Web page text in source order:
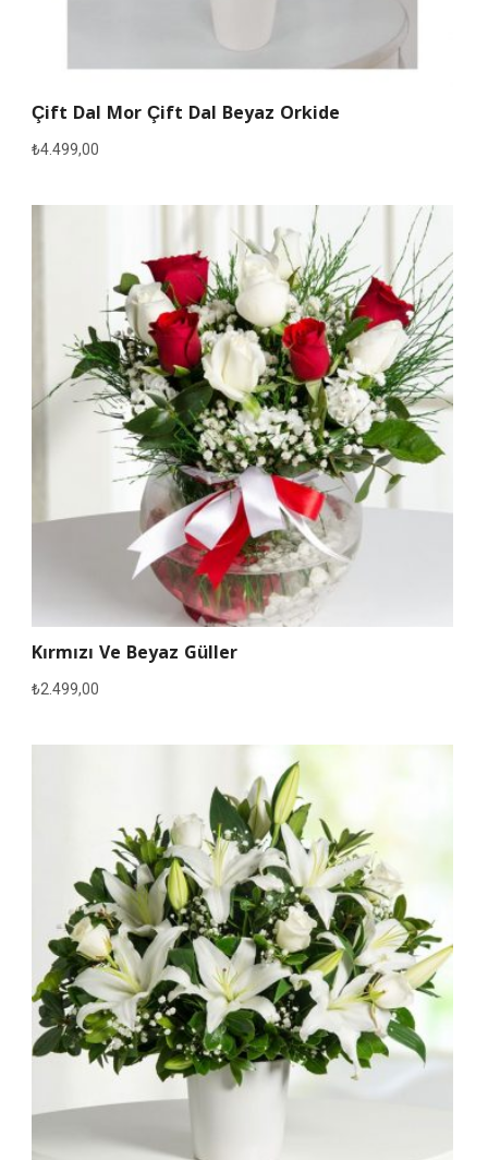
Çift Dal Mor Çift Dal Beyaz Orkide
₺4.499,00
Kırmızı Ve Beyaz Güller
₺2.499,00